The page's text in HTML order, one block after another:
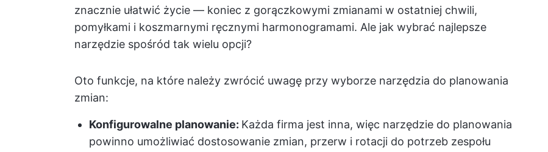
znacznie ułatwić życie — koniec z gorączkowymi zmianami w ostatniej chwili,
pomyłkami i koszmarnymi ręcznymi harmonogramami. Ale jak wybrać najlepsze
narzędzie spośród tak wielu opcji?
Oto funkcje, na które należy zwrócić uwagę przy wyborze narzędzia do planowania
zmian:
Konfigurowalne planowanie: Każda firma jest inna, więc narzędzie do planowania
powinno umożliwiać dostosowanie zmian, przerw i rotacji do potrzeb zespołu